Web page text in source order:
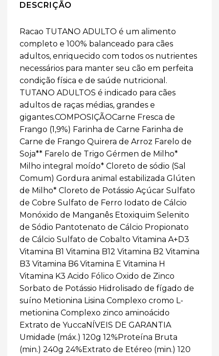
DESCRIÇÃO
Racao TUTANO ADULTO é um alimento
completo e 100% balanceado para cães
adultos, enriquecido com todos os nutrientes
necessários para manter seu cão em perfeita
condição física e de saúde nutricional.
TUTANO ADULTOS é indicado para cães
adultos de raças médias, grandes e
gigantes.COMPOSIÇÃOCarne Fresca de
Frango (1,9%) Farinha de Carne Farinha de
Carne de Frango Quirera de Arroz Farelo de
Soja** Farelo de Trigo Gérmen de Milho*
Milho integral moído* Cloreto de sódio (Sal
Comum) Gordura animal estabilizada Glúten
de Milho* Cloreto de Potássio Açúcar Sulfato
de Cobre Sulfato de Ferro Iodato de Cálcio
Monóxido de Manganês Etoxiquim Selenito
de Sódio Pantotenato de Cálcio Propionato
de Cálcio Sulfato de Cobalto Vitamina A+D3
Vitamina B1 Vitamina B12 Vitamina B2 Vitamina
B3 Vitamina B6 Vitamina E Vitamina H
Vitamina K3 Acido Fólico Oxido de Zinco
Sorbato de Potássio Hidrolisado de fígado de
suíno Metionina Lisina Complexo cromo L-
metionina Complexo zinco aminoácido
Extrato de YuccaNÍVEIS DE GARANTIA
Umidade (máx.) 120g 12%Proteína Bruta
(min.) 240g 24%Extrato de Etéreo (min.) 120